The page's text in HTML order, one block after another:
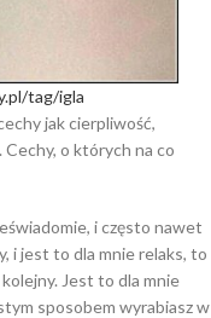
tag/igla
jak cierpliwość,
Cechy, o których na co
i często nawet
i jest to dla mnie relaks, to
Jest to dla mnie
sposobem wyrabiasz w